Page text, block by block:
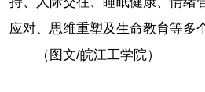
应对、思维重塑及生命教育等多
（图文/皖江工学院）